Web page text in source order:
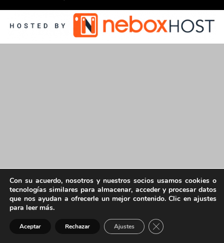
Con su acuerdo, nosotros y nuestros socios usamos cookies o
tecnologías similares para almacenar, acceder y procesar datos
que nos ayudan a ofrecerle un mejor contenido. Clic en ajustes
para leer más.
Aceptar Rechazar Ajustes Cerrar el banner de